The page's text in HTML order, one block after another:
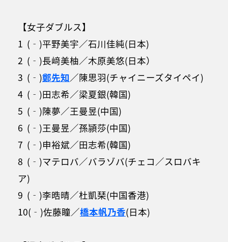
【女子ダブルス】
1 (‐)平野美宇／石川佳純(日本)
2 (‐)長﨑美柚／木原美悠(日本）
3 (‐)鄭先知／陳思羽(チャイニーズタイペイ)
4 (‐)田志希／梁夏銀(韓国)
5 (‐)陳夢／王曼昱(中国)
6 (‐)王曼昱／孫頴莎(中国)
7 (‐)申裕斌／田志希(韓国)
8 (‐)マテロバ／バラゾバ(チェコ／スロバキ
ア)
9 (‐)李晧晴／杜凱琹(中国香港)
10(‐)佐藤瞳／橋本帆乃香(日本)